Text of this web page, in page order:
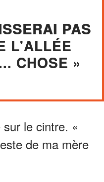
PAS
L'ALLÉE
CHOSE »
le cintre. «
de ma mère